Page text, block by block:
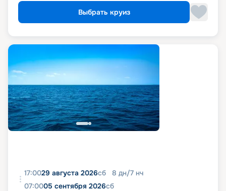
Выбрать круиз
17:0029 августа 2026сб 8 дн/7 нч
07:0005 сентября 2026сб